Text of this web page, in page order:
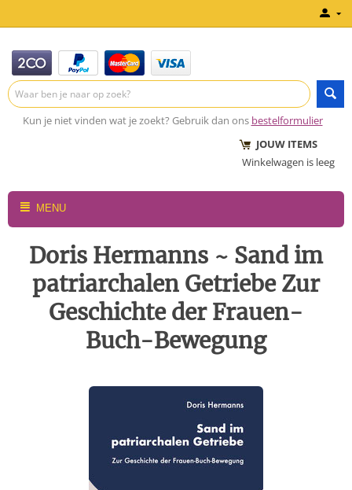
Kun je niet vinden wat je zoekt? Gebruik dan ons bestelformulier
JOUW ITEMS
Winkelwagen is leeg
MENU
Doris Hermanns ~ Sand im
patriarchalen Getriebe Zur
Geschichte der Frauen-
Buch-Bewegung